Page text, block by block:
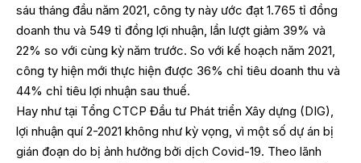
sáu tháng đầu năm 2021, công ty này ước đạt 1.765 tỉ đồng
doanh thu và 549 tỉ đồng lợi nhuận, lần lượt giảm 39% và
22% so với cùng kỳ năm trước. So với kế hoạch năm 2021,
công ty hiện mới thực hiện được 36% chỉ tiêu doanh thu và
44% chỉ tiêu lợi nhuận sau thuế.
Hay như tại Tổng CTCP Đầu tư Phát triển Xây dựng (DIG),
lợi nhuận quí 2-2021 không như kỳ vọng, vì một số dự án bị
gián đoạn do bị ảnh hưởng bởi dịch Covid-19. Theo lãnh